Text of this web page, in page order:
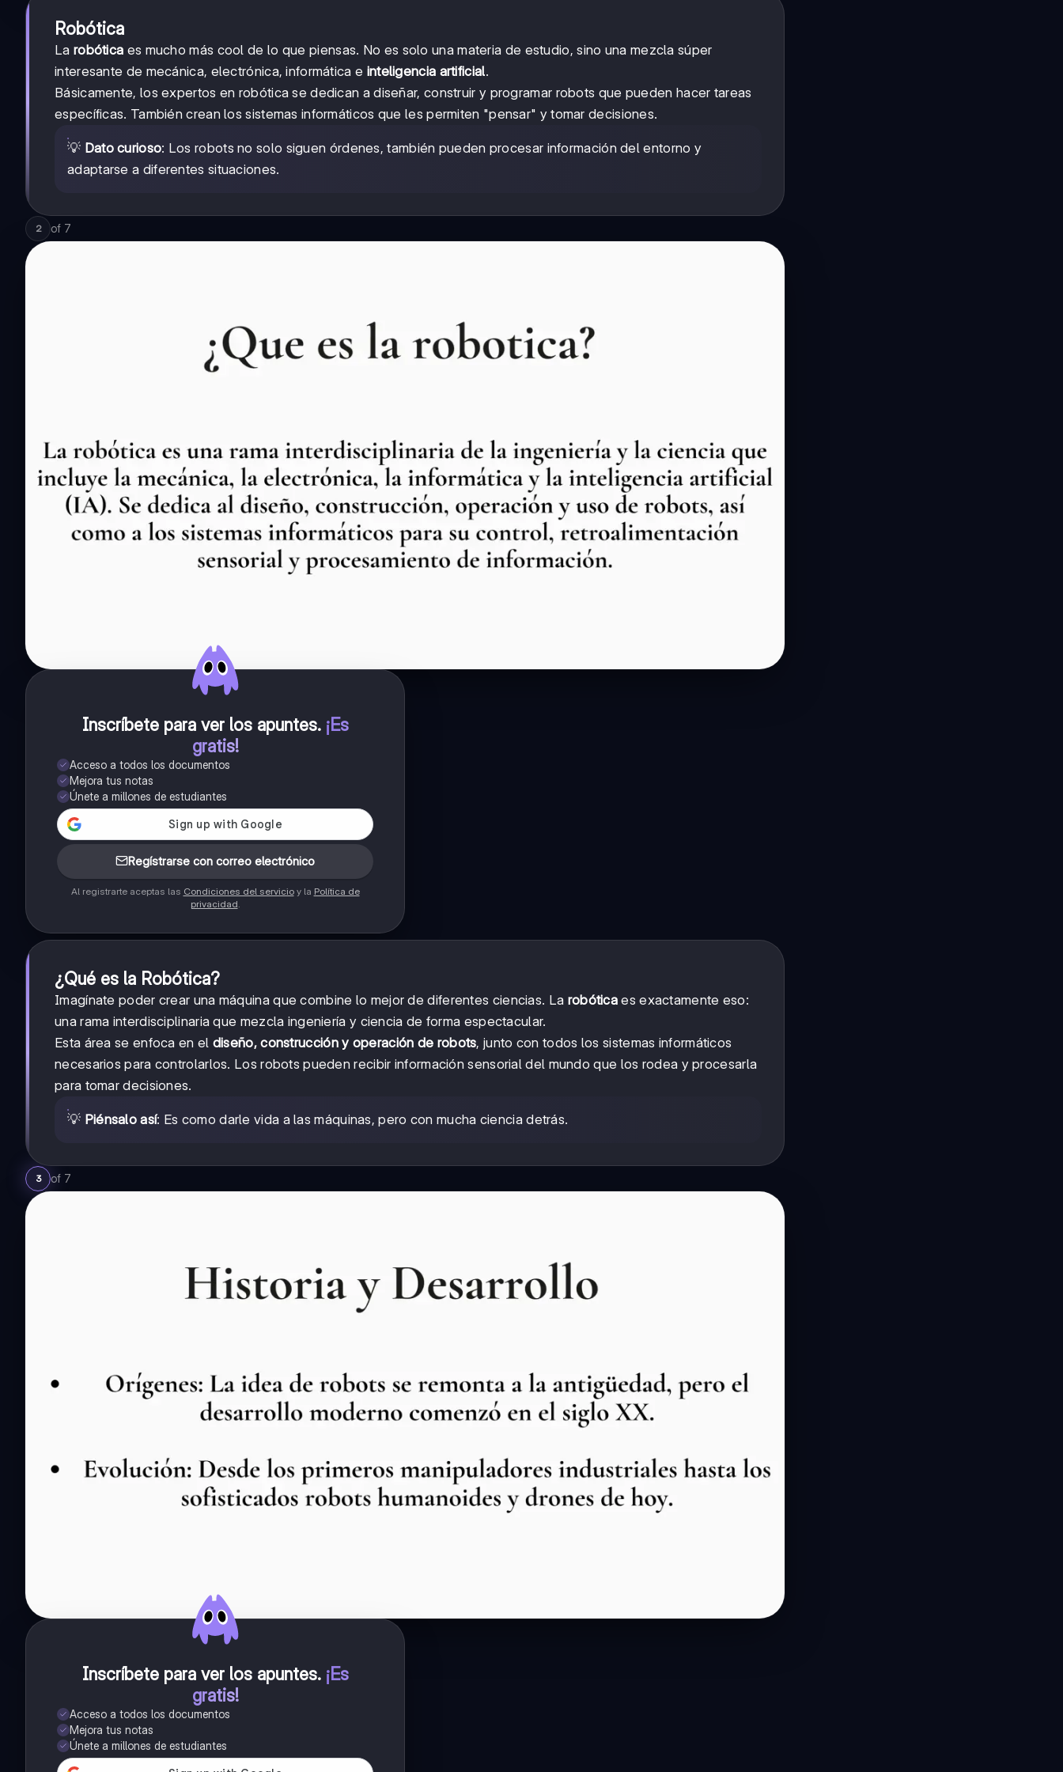
Robótica
La robótica es mucho más cool de lo que piensas. No es solo una materia de estudio, sino una mezcla súper
interesante de mecánica, electrónica, informática e inteligencia artificial.
Básicamente, los expertos en robótica se dedican a diseñar, construir y programar robots que pueden hacer tareas
específicas. También crean los sistemas informáticos que les permiten "pensar" y tomar decisiones.
💡 Dato curioso: Los robots no solo siguen órdenes, también pueden procesar información del entorno y
adaptarse a diferentes situaciones.
2 of 7
Inscríbete para ver los apuntes. ¡Es
gratis!
Acceso a todos los documentos
Mejora tus notas
Únete a millones de estudiantes
Regístrarse con correo electrónico
Al registrarte aceptas las Condiciones del servicioy la Política de
privacidad
¿Qué es la Robótica?
Imagínate poder crear una máquina que combine lo mejor de diferentes ciencias. La robótica es exactamente eso:
una rama interdisciplinaria que mezcla ingeniería y ciencia de forma espectacular.
Esta área se enfoca en el diseño, construcción y operación de robots, junto con todos los sistemas informáticos
necesarios para controlarlos. Los robots pueden recibir información sensorial del mundo que los rodea y procesarla
para tomar decisiones.
💡 Piénsalo así: Es como darle vida a las máquinas, pero con mucha ciencia detrás.
3 of 7
Inscríbete para ver los apuntes. ¡Es
gratis!
Acceso a todos los documentos
Mejora tus notas
Únete a millones de estudiantes